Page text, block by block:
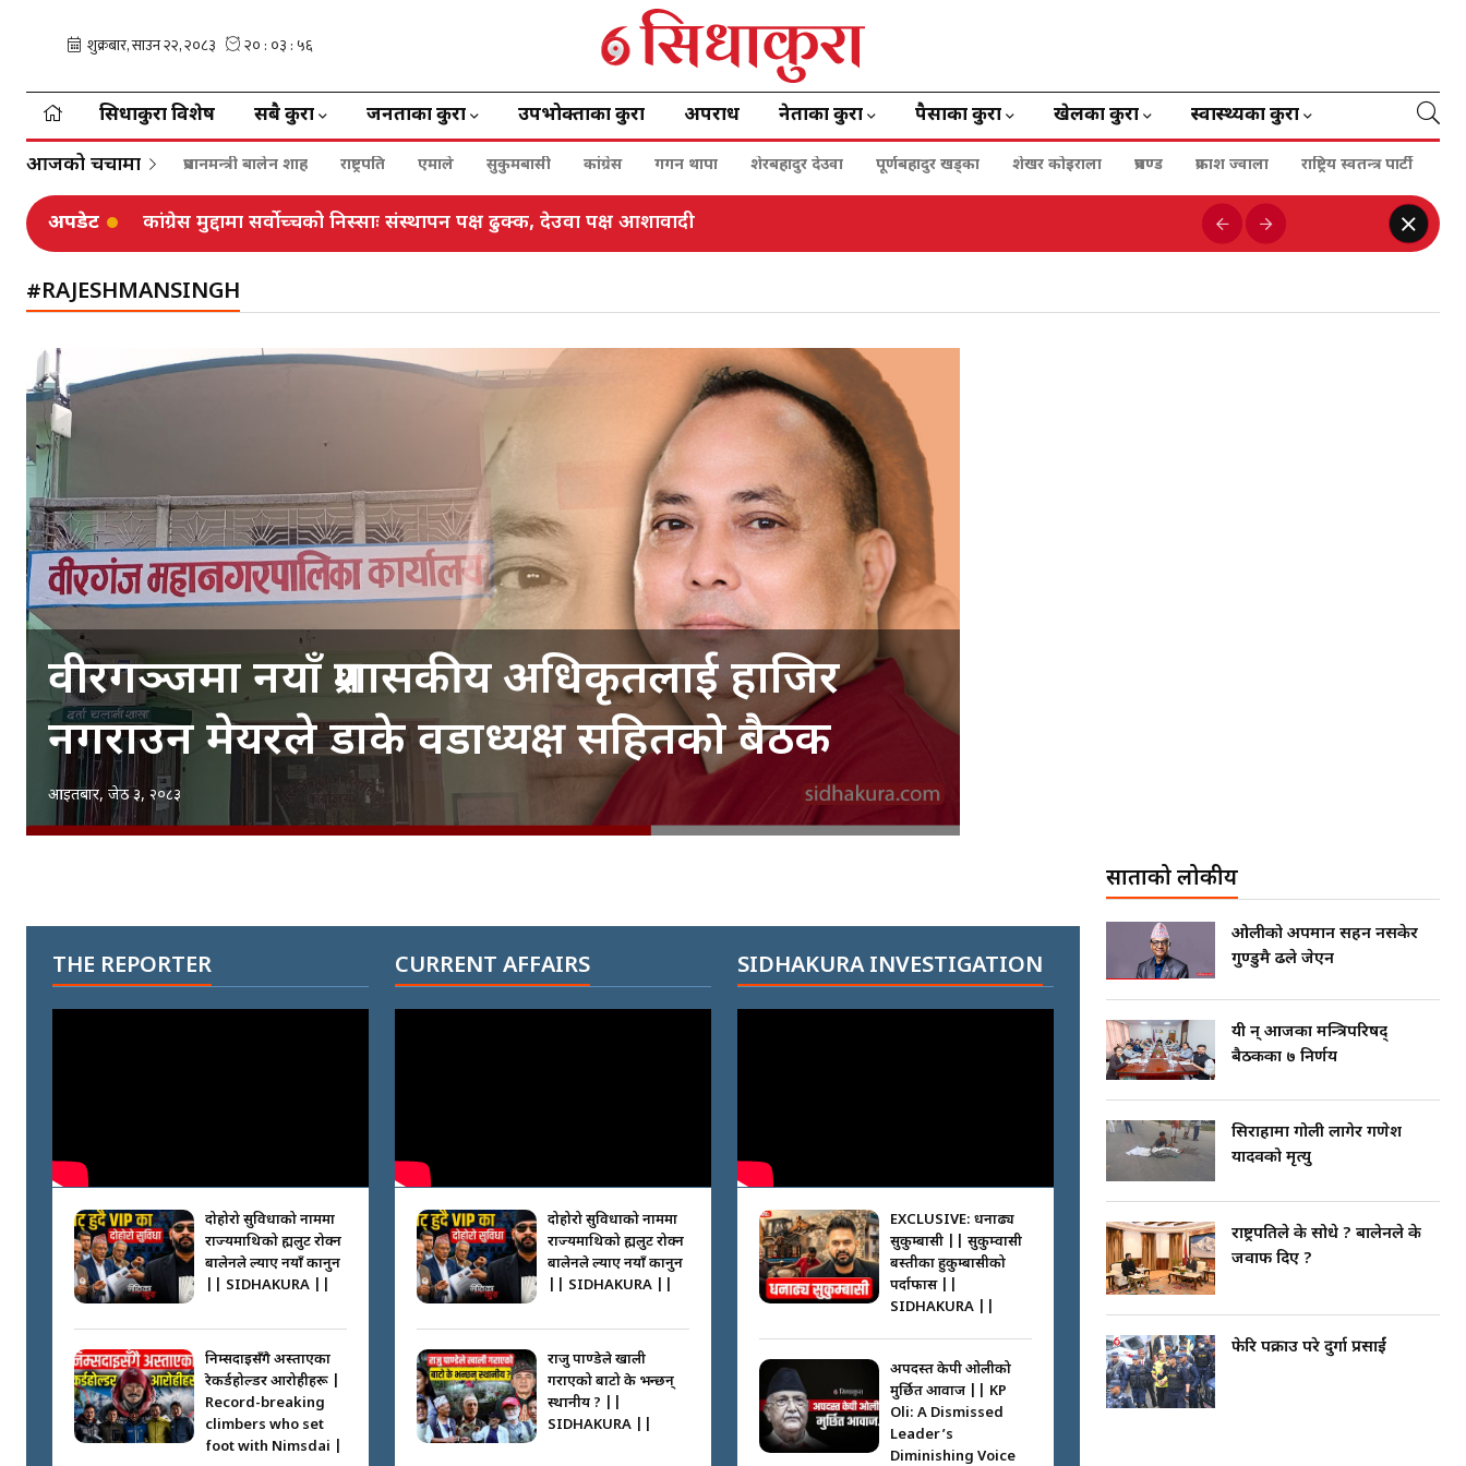
सिधाकुरा विशेष सबै कुरा जनताका कुरा उपभोक्ताका कुरा अपराध नेताका कुरा पैसाका कुरा खेलका कुरा स्वास्थ्यका कुरा
आजको चर्चामा प्रधानमन्त्री बालेन शाह राष्ट्रपति एमाले सुकुमबासी कांग्रेस गगन थापा शेरबहादुर देउवा पूर्णबहादुर खड्का शेखर कोइराला प्रचण्ड प्रकाश ज्वाला राष्ट्रिय स्वतन्त्र पार्टी
अपडेट कांग्रेस मुद्दामा सर्वोच्चको निस्साः संस्थापन पक्ष ढुक्क, देउवा पक्ष आशावादी
#RAJESHMANSINGH
वीरगञ्जमा नयाँ प्रशासकीय अधिकृतलाई हाजिर
नगराउन मेयरले डाके वडाध्यक्ष सहितको बैठक
आइतबार, जेठ ३, २०८३
THE REPORTER
दोहोरो सुविधाको नाममा
राज्यमाथिको ब्रह्मलुट रोक्न
बालेनले ल्याए नयाँ कानुन
|| SIDHAKURA ||
निम्सदाइसँगै अस्ताएका
रेकर्डहोल्डर आरोहीहरू |
Record-breaking
climbers who set
foot with Nimsdai |
CURRENT AFFAIRS
दोहोरो सुविधाको नाममा
राज्यमाथिको ब्रह्मलुट रोक्न
बालेनले ल्याए नयाँ कानुन
|| SIDHAKURA ||
राजु पाण्डेले खाली
गराएको बाटो के भन्छन्
स्थानीय ? ||
SIDHAKURA ||
SIDHAKURA INVESTIGATION
EXCLUSIVE: धनाढ्य
सुकुम्बासी || सुकुम्वासी
बस्तीका हुकुम्बासीको
पर्दाफास ||
SIDHAKURA ||
अपदस्त केपी ओलीको
मुर्छित आवाज || KP
Oli: A Dismissed
Leader’s
Diminishing Voice
साताको लोकप्रीय
ओलीको अपमान सहन नसकेर
गुण्डुमै ढले जेएन
यी हुन् आजका मन्त्रिपरिषद्
बैठकका ७ निर्णय
सिराहामा गोली लागेर गणेश
यादवको मृत्यु
राष्ट्रपतिले के सोधे ? बालेनले के
जवाफ दिए ?
फेरि पक्राउ परे दुर्गा प्रसाईं